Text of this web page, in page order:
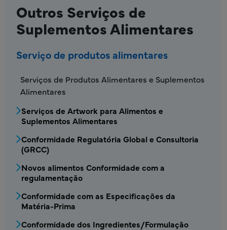
Outros Serviços de
Suplementos Alimentares
Serviço de produtos alimentares
FDS - Menu do serviço de produtos
Serviços de Produtos Alimentares e Suplementos
Alimentares
Serviços de Artwork para Alimentos e
Suplementos Alimentares
Conformidade Regulatória Global e Consultoria
(GRCC)
Novos alimentos Conformidade com a
regulamentação
Conformidade com as Especificações da
Matéria-Prima
Conformidade dos Ingredientes/Formulação